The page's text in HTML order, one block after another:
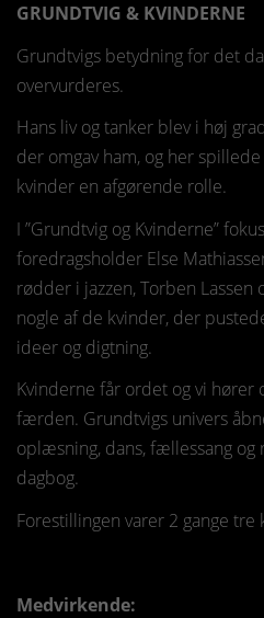
GRUNDTVIG & KVINDERNE
Grundtvigs betydning for det
overvurderes.
Hans liv og tanker blev i høj
der omgav ham, og her
kvinder en afgørende rolle.
I ”Grundtvig og Kvinderne”
foredragsholder Else
rødder i jazzen, Torben Lassen
nogle af de kvinder, der
ideer og digtning.
Kvinderne får ordet og vi hører
færden. Grundtvigs univers
oplæsning, dans, fællessang og
dagbog.
Forestillingen varer 2 gange tre
Medvirkende: